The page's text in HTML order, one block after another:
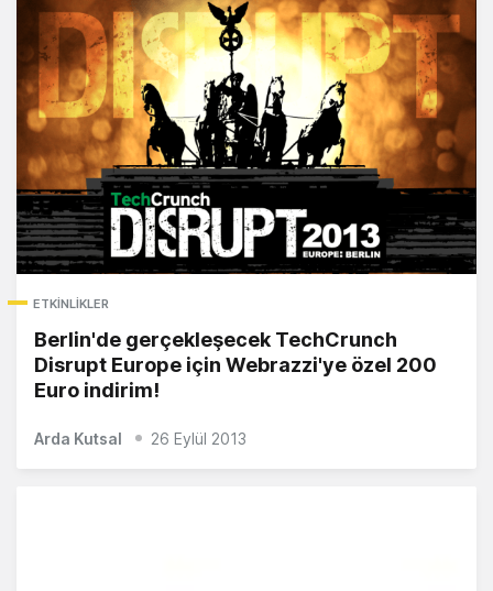
ETKINLIKLER
Berlin'de gerçekleşecek TechCrunch
Disrupt Europe için Webrazzi'ye özel 200
Euro indirim!
Arda Kutsal 26 Eylül 2013